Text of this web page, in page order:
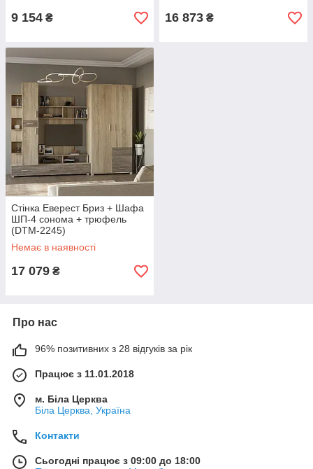
9 154 ₴ 16 873 ₴
Стінка Еверест Бриз + Шафа
ШП-4 сонома + трюфель
(DTM-2245)
Немає в наявності
17 079 ₴
Про нас
96% позитивних з 28 відгуків за рік
Працює з 11.01.2018
м. Біла Церква
Біла Церква, Україна
Контакти
Сьогодні працює з 09:00 до 18:00